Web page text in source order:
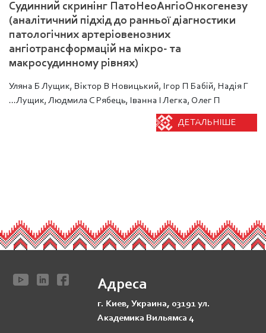
Судинний скринінг ПатоНеоАнгіоОнкогенезу
(аналітичний підхід до ранньої діагностики
патологічних артеріовенозних
ангіотрансформацій на мікро- та
макросудинному рівнях)
Уляна Б Лущик, Віктор В Новицький, Ігор П Бабій, Надія Г
Лущик, Людмила С Рябець, Іванна І Легка, Олег П...
ДЕТАЛЬНІШЕ
Адреса
г. Киев, Украина, 03191 ул.
Академика Вильямса 4